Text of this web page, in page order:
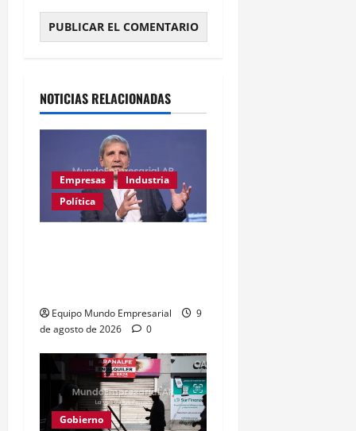
NOTICIAS RELACIONADAS
Empresas
Industria
Política
Equipo Mundo Empresarial
9
de agosto de 2026
0
Gobierno